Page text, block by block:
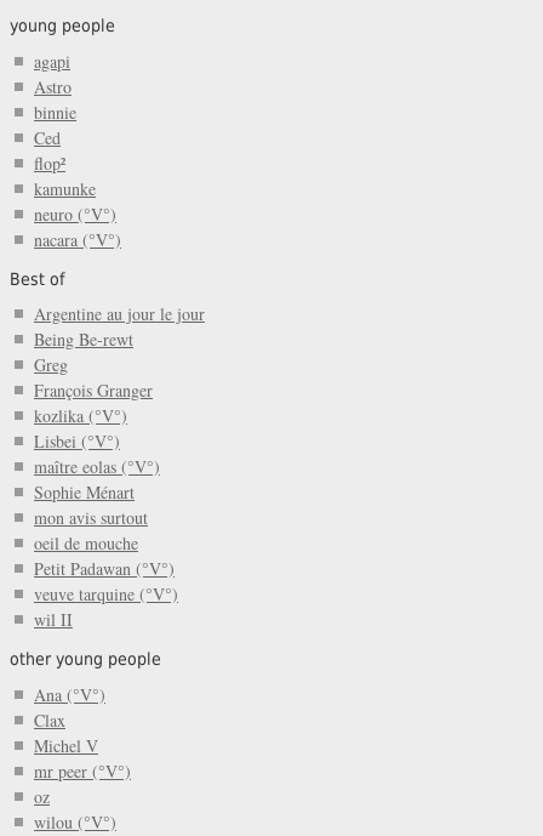
young people
agapi
Astro
binnie
Ced
flop²
kamunke
neuro (°V°)
nacara (°V°)
Best of
Argentine au jour le jour
Being Be-rewt
Greg
François Granger
kozlika (°V°)
Lisbei (°V°)
maître eolas (°V°)
Sophie Ménart
mon avis surtout
oeil de mouche
Petit Padawan (°V°)
veuve tarquine (°V°)
wil II
other young people
Ana (°V°)
Clax
Michel V
mr peer (°V°)
oz
wilou (°V°)